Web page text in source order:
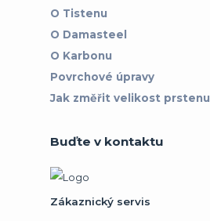
O Tistenu
O Damasteel
O Karbonu
Povrchové úpravy
Jak změřit velikost prstenu
Buďte v kontaktu
Zákaznický servis